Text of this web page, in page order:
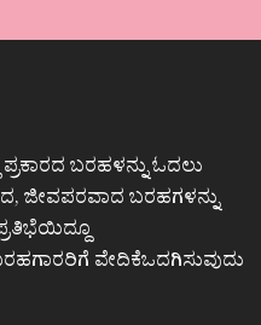
ಬರಹಳನ್ನು ಓದಲು
ಜೀವಪರವಾದ ಬರಹಗಳನ್ನು
ವೇದಿಕೆಒದಗಿಸುವುದು